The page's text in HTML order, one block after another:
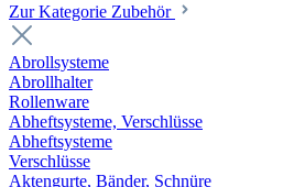
Zur Kategorie Zubehör
Abrollsysteme
Abrollhalter
Rollenware
Abheftsysteme, Verschlüsse
Abheftsysteme
Verschlüsse
Aktengurte, Bänder, Schnüre